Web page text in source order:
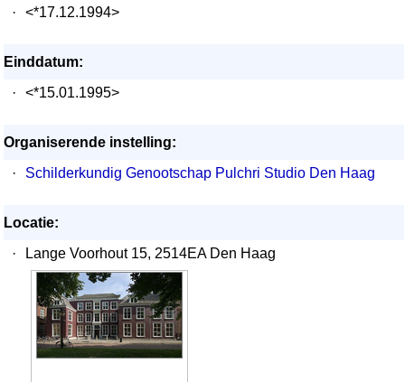
·
<*17.12.1994>
Einddatum:
·
<*15.01.1995>
Organiserende instelling:
·
Schilderkundig Genootschap Pulchri Studio Den Haag
Locatie:
·
Lange Voorhout 15, 2514EA Den Haag